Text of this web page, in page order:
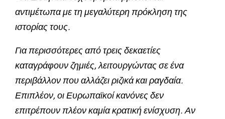
αντιμέτωπα με τη μεγαλύτερη πρόκληση της
ιστορίας τους.
Για περισσότερες από τρεις δεκαετίες
καταγράφουν ζημιές, λειτουργώντας σε ένα
περιβάλλον που αλλάζει ριζικά και ραγδαία.
Επιπλέον, οι Ευρωπαϊκοί κανόνες δεν
επιτρέπουν πλέον καμία κρατική ενίσχυση. Αν